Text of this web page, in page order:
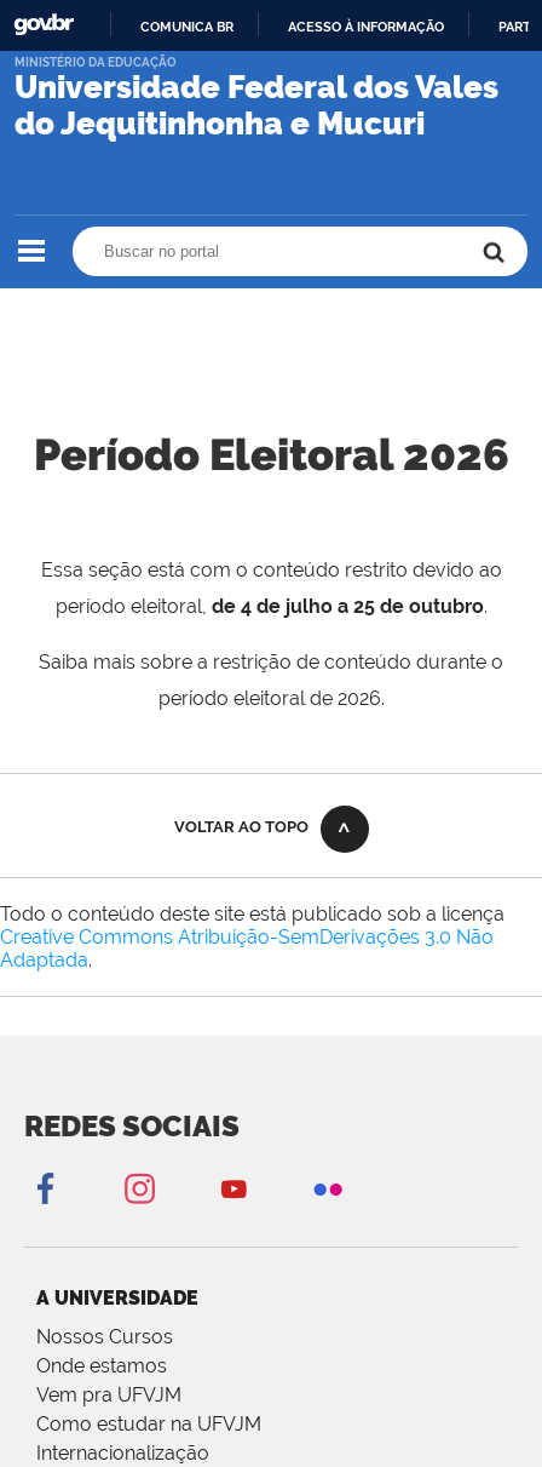
PARA
CONTEÚDO
COMUNICA BR ACESSO À INFORMAÇÃO
Universidade Federal dos Vales
do Jequitinhonha e Mucuri
MINISTÉRIO DA EDUCAÇÃO
Período Eleitoral 2026
Essa seção está com o conteúdo restrito devido ao
período eleitoral, de 4 de julho a 25 de outubro.
Saiba mais sobre a restrição de conteúdo durante o
período eleitoral de 2026.
VOLTAR AO TOPO
Todo o conteúdo deste site está publicado sob a licença
Creative Commons Atribuição-SemDerivações 3.0 Não
Adaptada.
REDES SOCIAIS
A UNIVERSIDADE
Nossos Cursos
Onde estamos
Vem pra UFVJM
Como estudar na UFVJM
Internacionalização